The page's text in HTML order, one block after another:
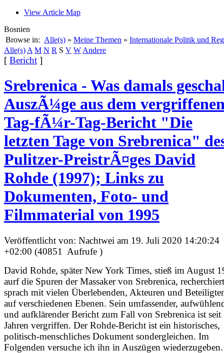
View Article Map
Bosnien
Browse in: Alle(s) » Meine Themen » Internationale Politik und
Alle(s) A M N R S V W Andere
[ Bericht ]
Srebrenica - Was damals
AuszÃ¼ge aus dem
Tag-fÃ¼r-Tag-Bericht "Die
letzten Tage von Srebrenica"
Pulitzer-PreistrÃ¤ges David
Rohde (1997); Links zu
Dokumenten, Foto- und
Filmmaterial von 1995
Veröffentlicht von: Nachtwei am 19. Juli 2020 14:20:24
+02:00 (40851 Aufrufe )
David Rohde, später New York Times, stieß im August
aurf die Spuren der Massaker von Srebrenica,
sprach mit vielen Überlebenden, Akteuren und
auf verschiedenen Ebenen. Sein umfassender,
und aufklärender Bericht zum Fall von Srebrenica ist seit
Jahren vergriffen. Der Rohde-Bericht ist ein historisches,
politisch-menschliches Dokument sondergleichen. Im
Folgenden versuche ich ihn in Auszügen